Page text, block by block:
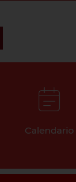
Calendario